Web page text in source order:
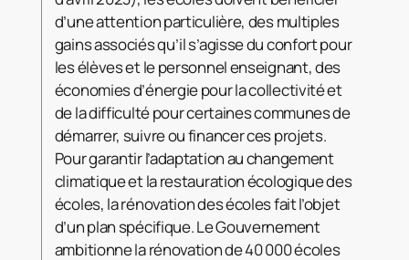
d’une attention particulière, des multiples
gains associés qu’il s’agisse du confort pour
les élèves et le personnel enseignant, des
économies d’énergie pour la collectivité et
de la difficulté pour certaines communes de
démarrer, suivre ou financer ces projets.
Pour garantir l’adaptation au changement
climatique et la restauration écologique des
écoles, la rénovation des écoles fait l’objet
d’un plan spécifique. Le Gouvernement
ambitionne la rénovation de 40 000 écoles